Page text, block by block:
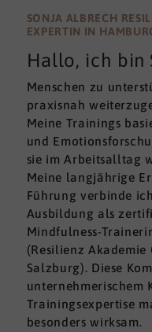
SONJA ALBRECH
EXPERTIN IN
Hallo, ich bin
Menschen zu
praxisnah
Meine Trainings
und
sie im Arbeitsalltag
Meine langjährige
Führung verbinde
Ausbildung als
Mindfulness-
(Resilienz
Salzburg). Diese
unternehmerischem
Trainingsexpertise
besonders wirksam.